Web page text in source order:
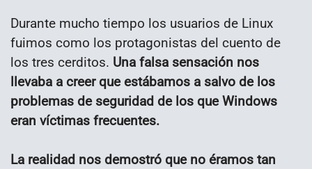
Durante mucho tiempo los usuarios de Linux
fuimos como los protagonistas del cuento de
los tres cerditos. Una falsa sensación nos
llevaba a creer que estábamos a salvo de los
problemas de seguridad de los que Windows
eran víctimas frecuentes.
La realidad nos demostró que no éramos tan